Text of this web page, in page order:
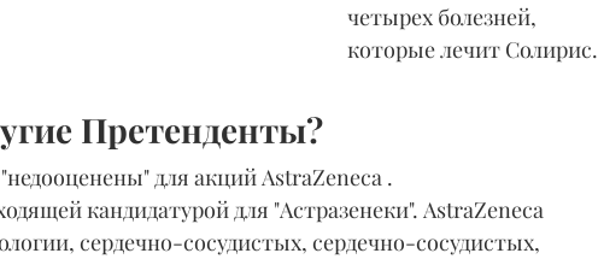
четырех болезней,
которые лечит Солирис.
Претенденты?
для акций AstraZeneca .
кандидатурой для "Астразенеки". AstraZeneca
сердечно-сосудистых, сердечно-сосудистых,